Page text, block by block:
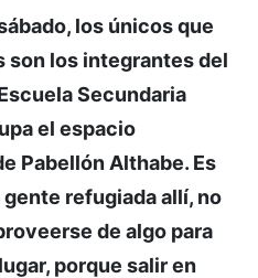
los únicos que
los integrantes del
Secundaria
el espacio
Pabellón Althabe. Es
refugiada allí, no
de algo para
porque salir en